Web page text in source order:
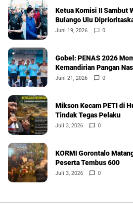
Ketua Komisi II Sambut
Bulango Ulu
Juni 19, 2026 0
Gobel: PENAS 2026
Kemandirian Pangan
Juni 21, 2026 0
Mikson Kecam PETI di
Tindak Tegas Pelaku
Juli 3, 2026 0
KORMI Gorontalo
Peserta Tembus 600
Juli 3, 2026 0